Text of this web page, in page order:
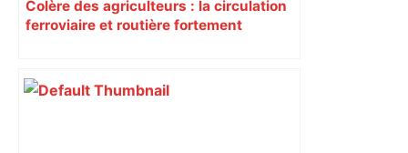
Colère des agriculteurs : la circulation
ferroviaire et routière fortement